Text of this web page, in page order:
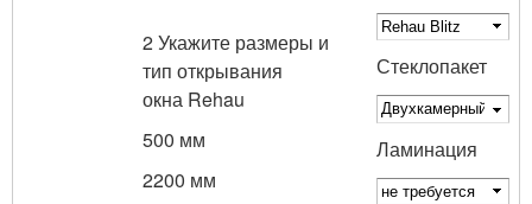
2 Укажите размеры и
тип открывания
окна Rehau
500 мм
2200 мм
Стеклопакет
Ламинация